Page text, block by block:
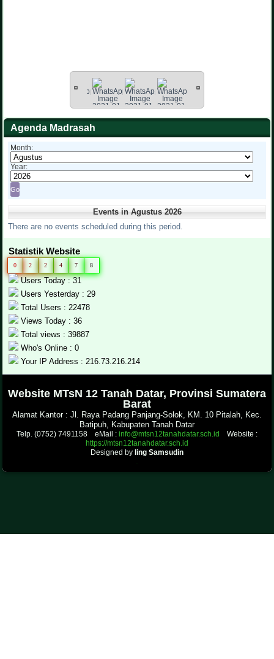
Agenda Madrasah
Month:
Year:
Events in Agustus 2026
There are no events scheduled during this period.
Statistik Website
0 2 2 4 7 8
Users Today : 31
Users Yesterday : 29
Total Users : 22478
Views Today : 36
Total views : 39887
Who's Online : 0
Your IP Address : 216.73.216.214
Website MTsN 12 Tanah Datar, Provinsi Sumatera
Barat
Alamat Kantor : Jl. Raya Padang Panjang-Solok, KM. 10 Pitalah, Kec.
Batipuh, Kabupaten Tanah Datar
Telp. (0752) 7491158 eMail : info@mtsn12tanahdatar.sch.id
Website :
https://mtsn12tanahdatar.sch.id
Designed by Iing Samsudin